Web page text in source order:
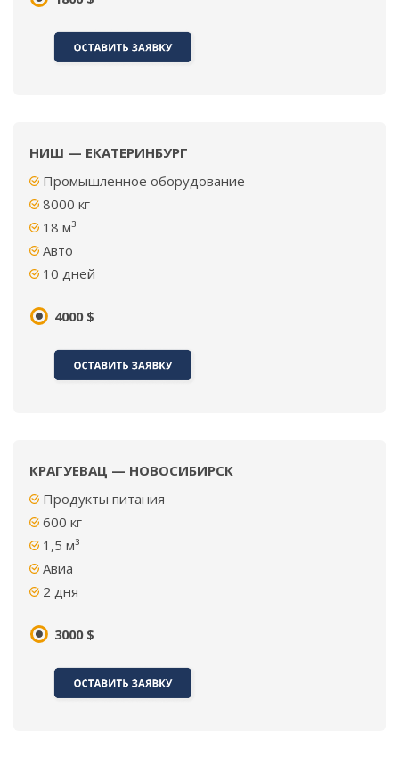
НИШ — ЕКАТЕРИНБУРГ
Промышленное оборудование
8000 кг
18 м³
Авто
10 дней
4000 $
КРАГУЕВАЦ — НОВОСИБИРСК
Продукты питания
600 кг
1,5 м³
Авиа
2 дня
3000 $